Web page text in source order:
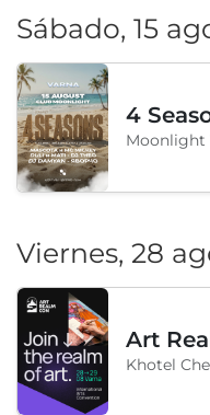
Sábado, 15
Moonlight
Viernes, 28